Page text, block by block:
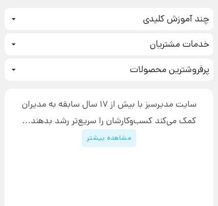
چند آموزش کلیدی
بازاریابی عصبی
تبلیغ نویسی
افزایش عملکرد
چگونه کتاب بنویسیم
دوره اینستاگرام
خدمات مشتریان
آموزش دسترسی به دانلود فایل‌ها
پیگیری سفارش
پشتیبانی
قوانین و مقررات سایت
پرفروشترین محصولاتدوره جدید سیستم سازی
سایت مدیرسبز با بیش از 17 سال سابقه به مدیران
کمک می‌کند کسب‌و‌کارشان را سریع‌تر رشد بدهند...
مشاهده بیشتر